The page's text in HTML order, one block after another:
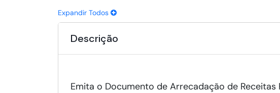
Expandir Todos
Descrição
Emita o Documento de Arrecadação de